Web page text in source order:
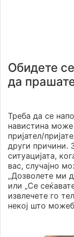
Обидете
да
Треба да се
навистина може
пријател/
други причини.
ситуацијата,
вас, случајно
„Дозволете ми
или „Се
извлечете го
некој што